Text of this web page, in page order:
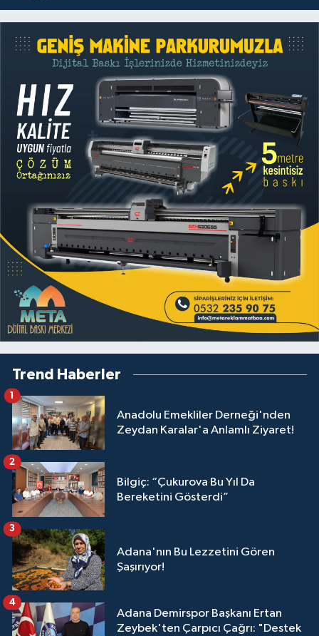
Trend Haberler
Anadolu Emekliler Derneği'nden
Zeydan Karalar'a Anlamlı Ziyaret!
1
Bilgiç: “Çukurova Bu Yıl Da
Bereketini Gösterdi”
2
Adana'nın Bu Lezzetini Gören
Şaşırıyor!
3
Adana Demirspor Başkanı Ertan
Zeybek'ten Çarpıcı Çağrı: "Destek
4